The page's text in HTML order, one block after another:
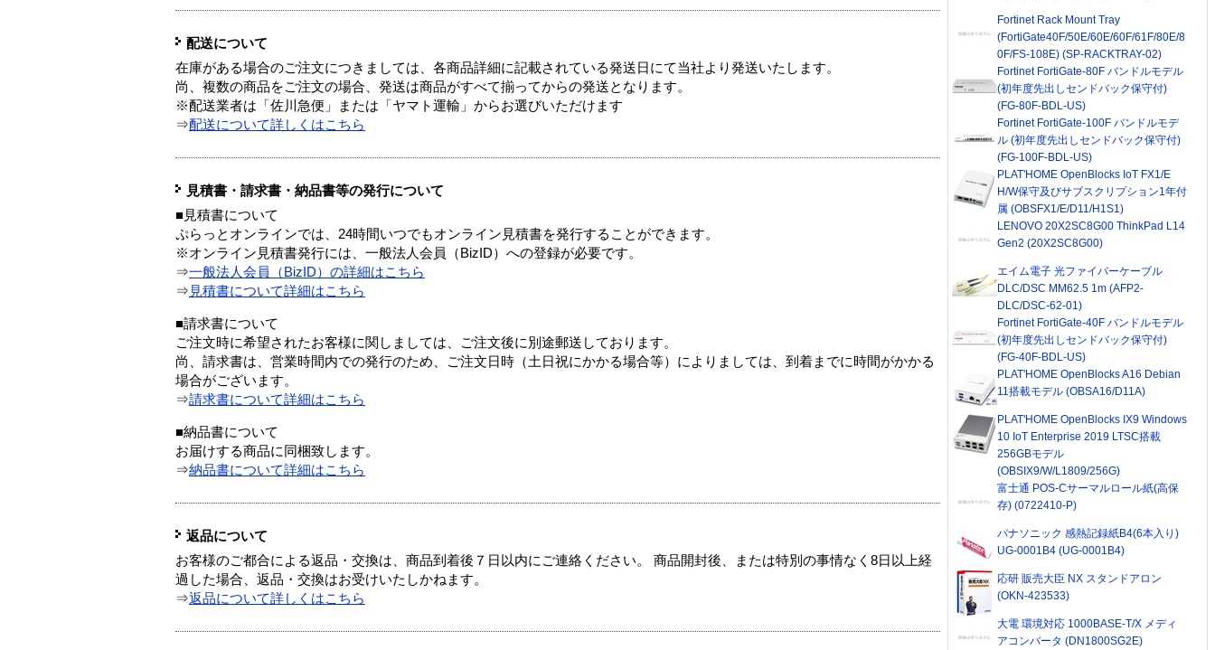
配送について
在庫がある場合のご注文につきましては、各商品詳細に記載されている発送日にて当社より発送いたします。
尚、複数の商品をご注文の場合、発送は商品がすべて揃ってからの発送となります。
※配送業者は「佐川急便」または「ヤマト運輸」からお選びいただけます
⇒配送について詳しくはこちら
見積書・請求書・納品書等の発行について
■見積書について
ぷらっとオンラインでは、24時間いつでもオンライン見積書を発行することができます。
※オンライン見積書発行には、一般法人会員（BizID）への登録が必要です。
⇒一般法人会員（BizID）の詳細はこちら
⇒ 見積書について詳細はこちら
■請求書について
ご注文時に希望されたお客様に関しましては、ご注文後に別途郵送しております。
尚、請求書は、営業時間内での発行のため、ご注文日時（土日祝にかかる場合等）によりましては、到着までに時間がかかる
場合がございます。
⇒請求書について詳細はこちら
■納品書について
お届けする商品に同梱致します。
⇒納品書について詳細はこちら
返品について
お客様のご都合による返品・交換は、商品到着後７日以内にご連絡ください。 商品開封後、または特別の事情なく8日以上経
過した場合、返品・交換はお受けいたしかねます。
⇒返品について詳しくはこちら
Fortinet Rack Mount Tray
(FortiGate40F/50E/60E/60F/61F/80E/8
0F/FS-108E) (SP-RACKTRAY-02)
Fortinet FortiGate-80F バンドルモデル
(初年度先出しセンドバック保守付)
(FG-80F-BDL-US)
Fortinet FortiGate-100F バンドルモデ
ル (初年度先出しセンドバック保守付)
(FG-100F-BDL-US)
PLAT'HOME OpenBlocks IoT FX1/E
H/W保守及びサブスクリプション1年付
属 (OBSFX1/E/D11/H1S1)
LENOVO 20X2SC8G00 ThinkPad L14
Gen2 (20X2SC8G00)
エイム電子 光ファイバーケーブル
DLC/DSC MM62.5 1m (AFP2-
DLC/DSC-62-01)
Fortinet FortiGate-40F バンドルモデル
(初年度先出しセンドバック保守付)
(FG-40F-BDL-US)
PLAT'HOME OpenBlocks A16 Debian
11搭載モデル (OBSA16/D11A)
PLAT'HOME OpenBlocks IX9 Windows
10 IoT Enterprise 2019 LTSC搭載
256GBモデル
(OBSIX9/W/L1809/256G)
富士通 POS-Cサーマルロール紙(高保
存) (0722410-P)
パナソニック 感熱記録紙B4(6本入り)
UG-0001B4 (UG-0001B4)
応研 販売大臣 NX スタンドアロン
(OKN-423533)
大電 環境対応 1000BASE-T/X メディ
アコンバータ (DN1800SG2E)